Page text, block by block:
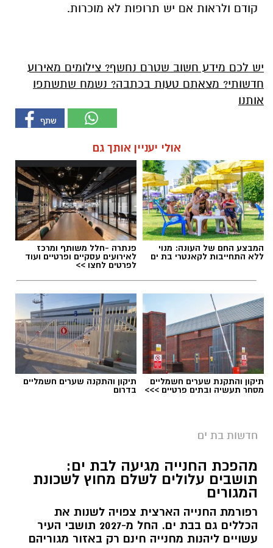
קודם ולראות אם יש תרופות לא מוכרות.
יש לכם מידע חשוב שטרם נחשף? צילומים מאירוע
חדשותי? מצאתם טעות בכתבה? נשמח שתשתפו
אותנו
אולי יעניין אותך גם
המבצע החם של העונה: מנוי
ללא התחייבות לקאנטרי בת ים
פנתרה -חלל משותף ומרכז
לאירועים עסקיים ופרטיים ועוד
לפרטים לחצו >>
תיקון והתקנת שערים חשמליים
מסחר תעשיה ובתים פרטיים >>>
תיקון והתקנה שערים חשמליים
בדרום
חדשות בת ים
מהפכת החנייה מגיעה לבת ים:
תושבים עלולים לשלם מחוץ לשכונת
המגורים
רפורמת החנייה הארצית צפויה לשנות את
הכללים גם בבת ים. החל מ-2027 תושבי העיר
עשויים ליהנות מחנייה חינם רק באזור מגוריהם